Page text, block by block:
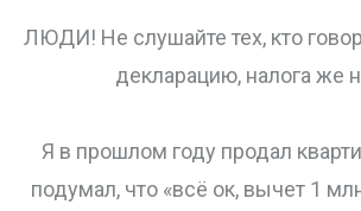
ЛЮДИ! Не слушайте тех, кто
декларацию, налога же
Я в прошлом году продал
подумал, что «всё ок, вычет 1